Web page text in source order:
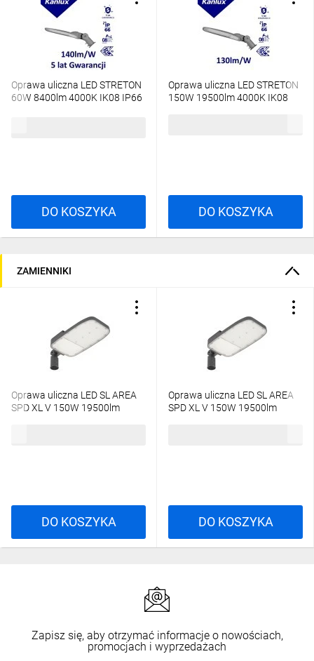
Oprawa uliczna LED STRETON
60W 8400lm 4000K IK08 IP66
DO KOSZYKA
Oprawa uliczna LED STRETON
150W 19500lm 4000K IK08
DO KOSZYKA
ZAMIENNIKI
Oprawa uliczna LED SL AREA
SPD XL V 150W 19500lm
DO KOSZYKA
Oprawa uliczna LED SL AREA
SPD XL V 150W 19500lm
DO KOSZYKA
Zapisz się, aby otrzymać informacje o nowościach,
promocjach i wyprzedażach